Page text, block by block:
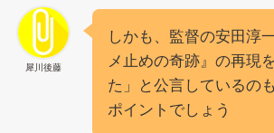
犀川後藤
しかも、監督の安田淳
メ止めの奇跡』の再現
た」と公言しているの
ポイントでしょう